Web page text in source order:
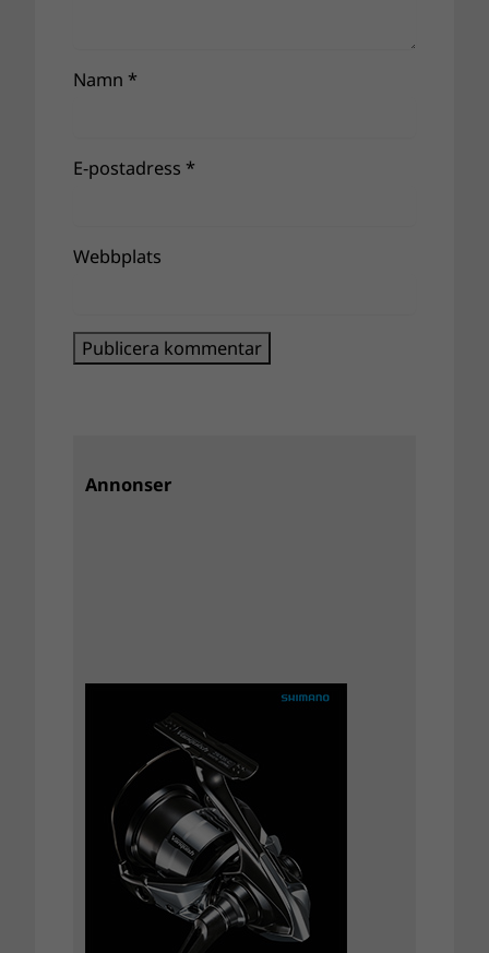
Namn *
E-postadress *
Webbplats
Annonser